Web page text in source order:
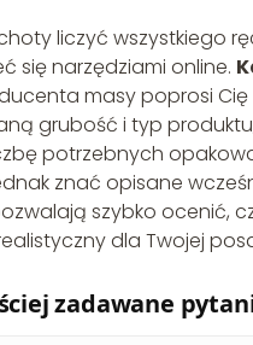
liczyć wszystkiego
się narzędziami online.
masy poprosi Cię
grubość i typ
potrzebnych
znać opisane
szybko ocenić,
dla Twojej
zadawane